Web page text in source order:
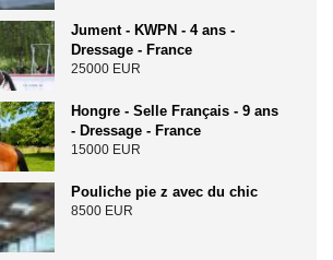
Jument - KWPN - 4 ans -
Dressage - France
25000 EUR
Hongre - Selle Français - 9 ans
- Dressage - France
15000 EUR
Pouliche pie z avec du chic
8500 EUR